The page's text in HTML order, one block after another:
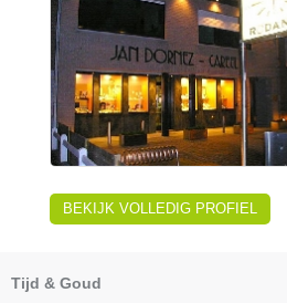
BEKIJK VOLLEDIG PROFIEL
Tijd & Goud